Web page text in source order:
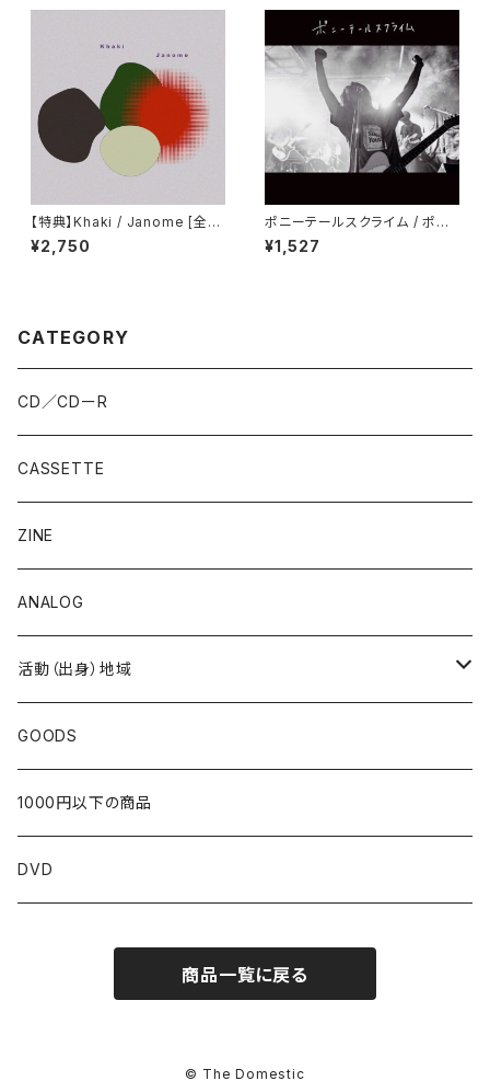
【特典】Khaki / Janome [全国
リリース盤]
¥2,750
ポニーテールスクライム / ポニ
ーテールスクライム
¥1,527
CATEGORY
CD／CDーR
CASSETTE
ZINE
ANALOG
活動（出身）地域
北海道
東北
青森
関東
GOODS
1000円以下の商品
DVD
商品一覧に戻る
© The Domestic